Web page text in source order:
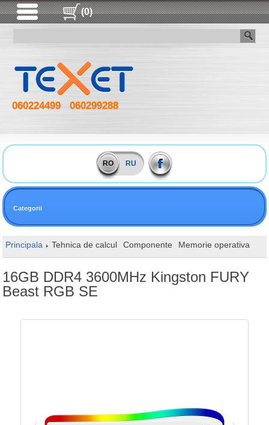
(0)
060224499 060299288
RO RU
Categorii
Principala Tehnica de calcul Componente Memorie operativa
16GB DDR4 3600MHz Kingston FURY
Beast RGB SE